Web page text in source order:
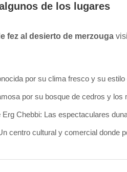
de los lugares
fez al desierto de merzouga
por su clima fresco y su estilo
por su bosque de cedros y los
Erg Chebbi: Las espectaculares
centro cultural y comercial donde